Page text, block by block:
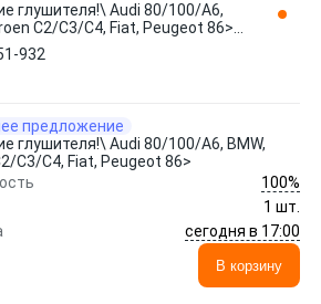
глушителя!\ Audi 80/100/A6,
C2/C3/C4, Fiat, Peugeot 86>
932
предложение
глушителя!\ Audi 80/100/A6, BMW,
C3/C4, Fiat, Peugeot 86>
100%
1 шт.
сегодня в 17:00
В корзину